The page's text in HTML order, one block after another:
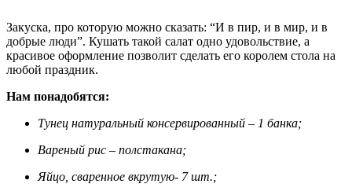
Закуска, про которую можно сказать: “И в пир, и в мир, и в
добрые люди”. Кушать такой салат одно удовольствие, а
красивое оформление позволит сделать его королем стола на
любой праздник.
Нам понадобятся:
Тунец натуральный консервированный – 1 банка;
Вареный рис – полстакана;
Яйцо, сваренное вкрутую- 7 шт.;